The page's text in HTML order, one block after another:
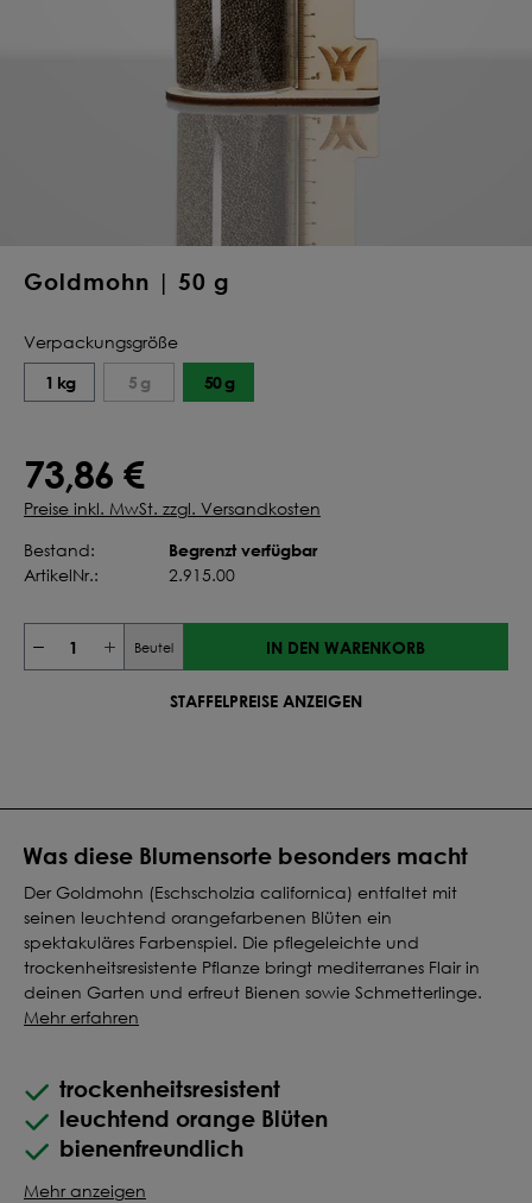
Goldmohn | 50 g
Was diese Blumensorte besonders macht
Der Goldmohn (Eschscholzia californica) entfaltet mit
seinen leuchtend orangefarbenen Blüten ein
spektakuläres Farbenspiel. Die pflegeleichte und
trockenheitsresistente Pflanze bringt mediterranes Flair in
deinen Garten und erfreut Bienen sowie Schmetterlinge.
Mehr erfahren
trockenheitsresistent
leuchtend orange Blüten
bienenfreundlich
Mehr anzeigen
Verpackungsgröße
1 kg 5 g 50 g
73,86 €
Preise inkl. MwSt. zzgl. Versandkosten
Bestand:
Begrenzt verfügbar
ArtikelNr.: 2.915.00
Beutel IN DEN WARENKORB
STAFFELPREISE ANZEIGEN
Deine Saat-
konfigurieren
QUALITÄT VOM PROFI
INDIVIDUELL FÜR DICH
JETZT KONFIGURIEREN